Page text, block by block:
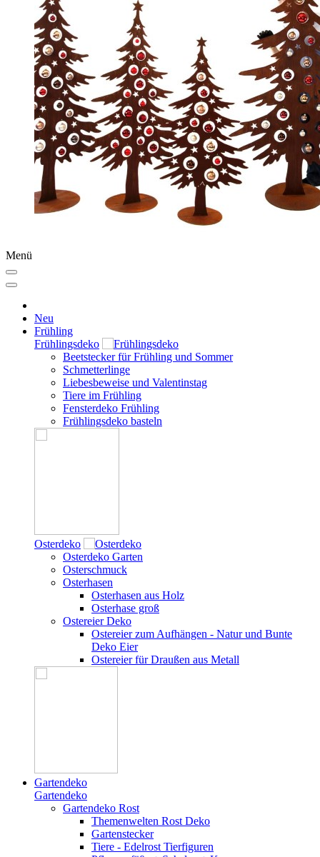
Menü
Neu
Frühling
Frühlingsdeko
Beetstecker für Frühling und Sommer
Schmetterlinge
Liebesbeweise und Valentinstag
Tiere im Frühling
Fensterdeko Frühling
Frühlingsdeko basteln
Osterdeko
Osterdeko Garten
Osterschmuck
Osterhasen
Osterhasen aus Holz
Osterhase groß
Ostereier Deko
Ostereier zum Aufhängen - Natur und Bunte
Deko Eier
Ostereier für Draußen aus Metall
Gartendeko
Gartendeko
Gartendeko Rost
Themenwelten Rost Deko
Gartenstecker
Tiere - Edelrost Tierfiguren